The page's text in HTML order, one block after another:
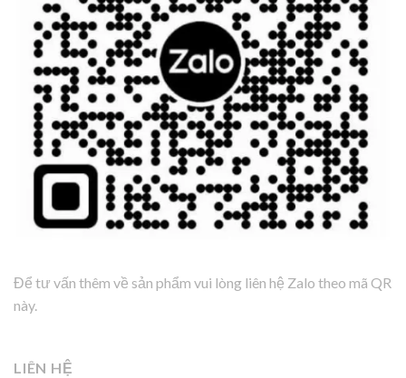
Để tư vấn thêm về sản phẩm vui lòng liên hệ Zalo theo mã QR
này.
LIÊN HỆ